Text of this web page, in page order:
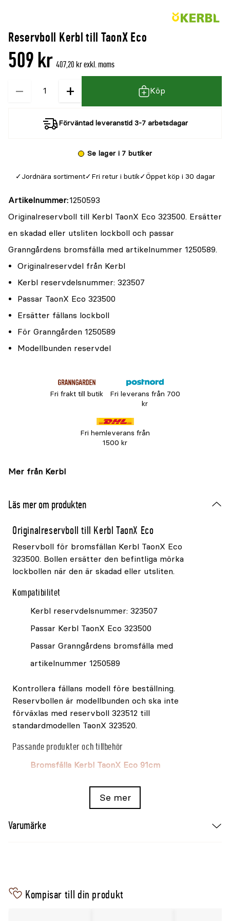
Reservboll Kerbl till TaonX Eco
509 kr 407,20 kr exkl. moms
−
Kvantitet + Köp
Förväntad leveranstid 3-7 arbetsdagar
Se lager i 7 butiker
Jordnära sortiment Fri retur i butik Öppet köp i 30 dagar
Artikelnummer 1250593
Originalreservboll till Kerbl TaonX Eco 323500. Ersätter
en skadad eller utsliten lockboll och passar
Granngårdens bromsfälla med artikelnummer 1250589.
Originalreservdel från Kerbl
Kerbl reservdelsnummer: 323507
Passar TaonX Eco 323500
Ersätter fällans lockboll
För Granngården 1250589
Modellbunden reservdel
Fri frakt till butik
Fri leverans från 700
kr
Fri hemleverans från
1500 kr
Mer från Kerbl
Läs mer om produkten
Originalreservboll till Kerbl TaonX Eco
Reservboll för bromsfällan Kerbl TaonX Eco
323500. Bollen ersätter den befintliga mörka
lockbollen när den är skadad eller utsliten.
Kompatibilitet
Kerbl reservdelsnummer: 323507
Passar Kerbl TaonX Eco 323500
Passar Granngårdens bromsfälla med
artikelnummer 1250589
Kontrollera fällans modell före beställning.
Reservbollen är modellbunden och ska inte
förväxlas med reservboll 323512 till
standardmodellen TaonX 323520.
Passande produkter och tillbehör
Bromsfälla Kerbl TaonX Eco 91cm
Se mer
Varumärke
Kompisar till din produkt